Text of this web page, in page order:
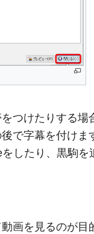
つけたりする場
で字幕を付けま
したり、黒駒を
画を見るのが目